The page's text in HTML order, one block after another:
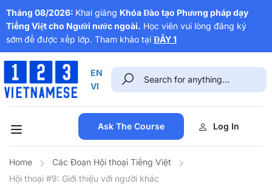
Tháng 08/2026: Khai giảng Khóa Đào tạo Phương pháp dạy
Tiếng Việt cho Người nước ngoài. Học viên vui lòng đăng ký
sớmđể được xếp lớp. Tham khảo tại ĐÂY 1
EN
VI
Ask The Course Log In
Home
Các Đoạn Hội thoại Tiếng Việt
Hội thoại #9: Giới thiệu với người khác